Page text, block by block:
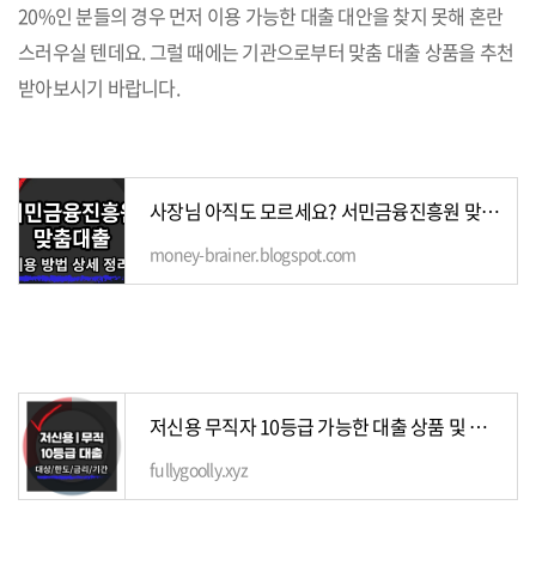
20%인 분들의 경우 먼저 이용 가능한 대출 대안을 찾지 못해 혼란
스러우실 텐데요. 그럴 때에는 기관으로부터 맞춤 대출 상품을 추천
받아보시기 바랍니다.
사장님 아직도 모르세요? 서민금융진흥원 맞춤대출
money-brainer.blogspot.com
저신용 무직자 10등급 가능한 대출 상품 및 팁 | 7가지
fullygoolly.xyz